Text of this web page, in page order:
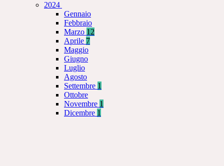
2024
Gennaio
Febbraio
Marzo 12
Aprile 7
Maggio
Giugno
Luglio
Agosto
Settembre 1
Ottobre
Novembre 1
Dicembre 1